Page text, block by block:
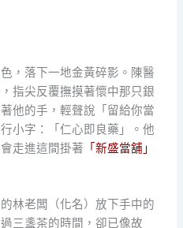
，落下一地金黃碎影。陳醫
指尖反覆撫摸著懷中那只銀
他的手，輕聲說「留給你當
小字：「仁心即良藥」。他
走進這間掛著 「新盛當舖」
林老闆（化名）放下手中的
三盞茶的時間，卻已像故